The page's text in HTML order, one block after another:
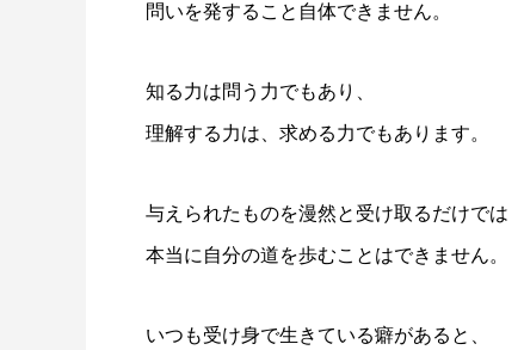
問いを発すること自体できません。
知る力は問う力でもあり、
理解する力は、求める力でもあります。
与えられたものを漫然と受け取るだけでは
本当に自分の道を歩むことはできません。
いつも受け身で生きている癖があると、